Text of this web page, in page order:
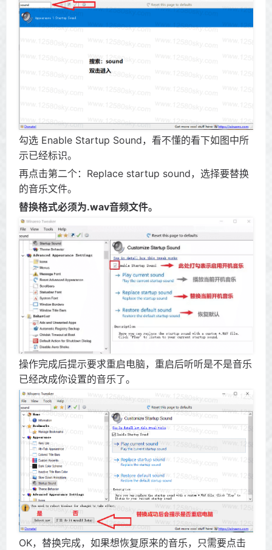
勾选 Enable Startup Sound，看不懂的看下如图中所
示已经标识。
再点击第二个：Replace startup sound，选择要替换
的音乐文件。
替换格式必须为.wav音频文件。
操作完成后提示要求重启电脑，重启后听听是不是音乐
已经改成你设置的音乐了。
OK，替换完成，如果想恢复原来的音乐，只需要点击